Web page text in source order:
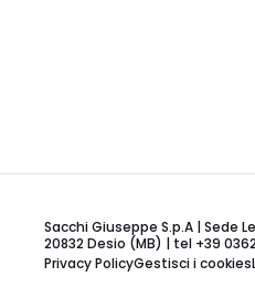
Sacchi Giuseppe S.p.A | Sede
20832 Desio (MB) | tel +39
Privacy PolicyGestisci i cookies